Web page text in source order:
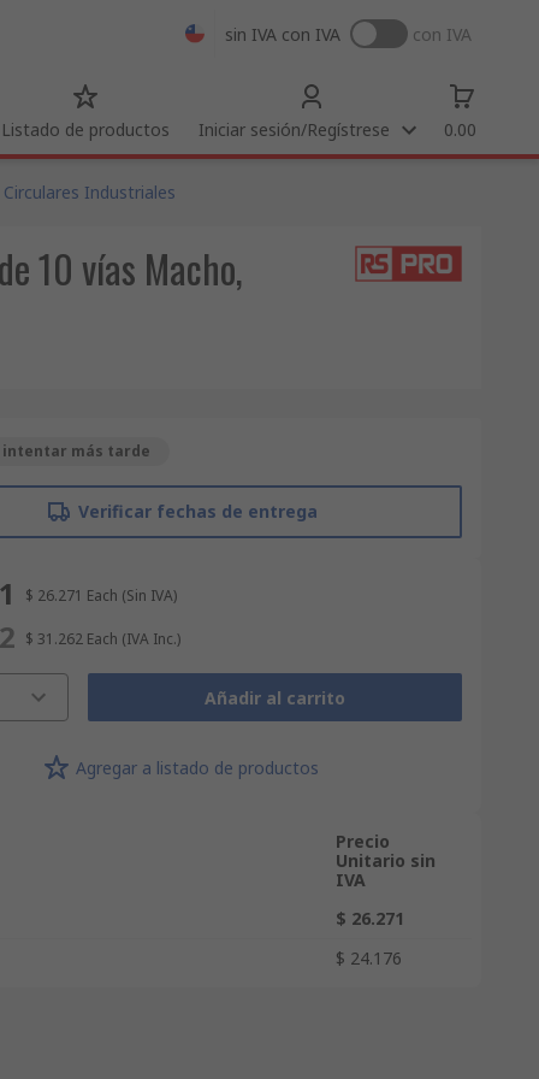
sin IVA con IVA con IVA
Listado de productos Iniciar sesión/Regístrese 0.00
Industriales
10 vías Macho,
intentar más tarde
Verificar fechas de entrega
$ 26.271 Each (Sin IVA)
$ 31.262 Each (IVA Inc.)
Añadir al carrito
Agregar a listado de productos
Precio
Unitario sin
IVA
$ 26.271
$ 24.176